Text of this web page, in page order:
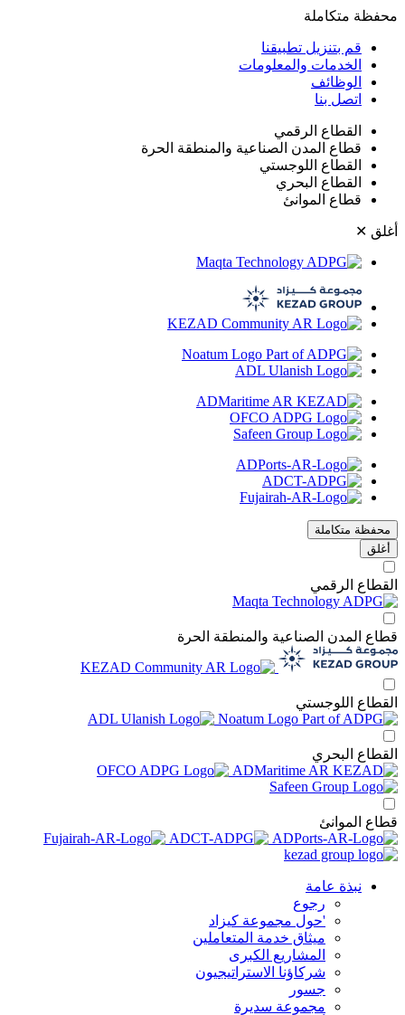
متكاملة
قم بتنزيل تطبيقنا
الخدمات والمعلومات
الوظائف
اتصل بنا
القطاع الرقمي
قطاع المدن الصناعية والمنطقة الحرة
القطاع اللوجستي
القطاع البحري
قطاع الموانئ
✕
محفظة متكاملة
أغلق
الرقمي
المدن الصناعية والمنطقة الحرة
اللوجستي
البحري
الموانئ
نبذة عامة
رجوع
'حول مجموعة كيزاد
ميثاق خدمة المتعاملين
المشاريع الكبرى
شركاؤنا الاستراتيجيون
جسور
مجموعة سديرة